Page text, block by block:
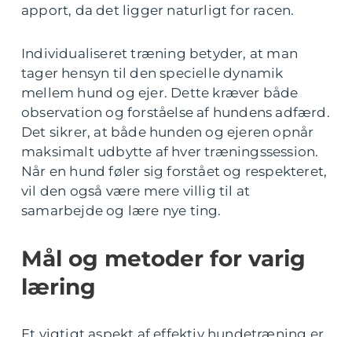
apport, da det ligger naturligt for racen.
Individualiseret træning betyder, at man
tager hensyn til den specielle dynamik
mellem hund og ejer. Dette kræver både
observation og forståelse af hundens adfærd.
Det sikrer, at både hunden og ejeren opnår
maksimalt udbytte af hver træningssession.
Når en hund føler sig forstået og respekteret,
vil den også være mere villig til at
samarbejde og lære nye ting.
Mål og metoder for varig
læring